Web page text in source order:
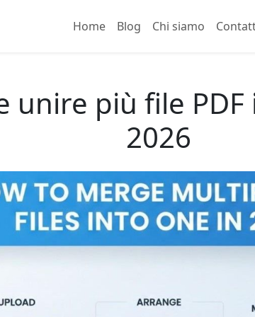
Home Blog Chi siamo
unire più file
2026